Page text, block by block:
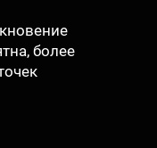
более